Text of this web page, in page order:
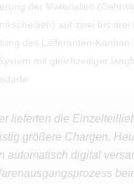
der Materialien
auf zwei bis drei
des Lieferanten-
mit gleichzeitiger
lieferten die
größere Chargen.
automatisch digital